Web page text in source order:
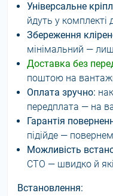
Універсальне
йдуть у
Збереження
мінімальний —
Доставка без
поштою на
Оплата зручно:
передплата — на
Гарантія
підійде —
Можливість
СТО — швидко й
Встановлення: